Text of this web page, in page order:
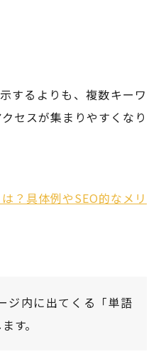
するよりも、複数キーワ
セスが集まりやすくなり
？具体例やSEO的なメリ
ジ内に出てくる「単語
す。